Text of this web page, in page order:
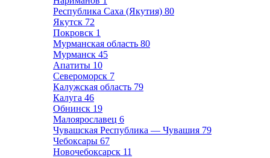
Республика Саха (Якутия) 80
Якутск 72
Покровск 1
Мурманская область 80
Мурманск 45
Апатиты 10
Североморск 7
Калужская область 79
Калуга 46
Обнинск 19
Малоярославец 6
Чувашская Республика — Чувашия 79
Чебоксары 67
Новочебоксарск 11